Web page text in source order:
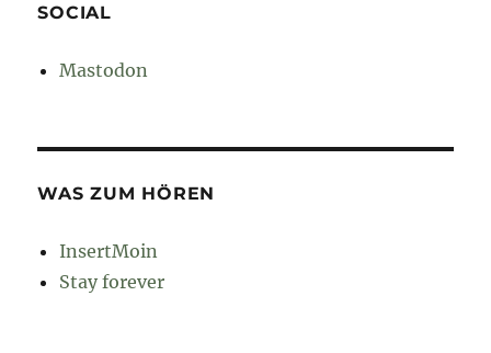
SOCIAL
Mastodon
WAS ZUM HÖREN
InsertMoin
Stay forever